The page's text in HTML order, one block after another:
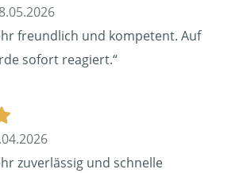
freundlich und kompetent. Auf
sofort reagiert.“
zuverlässig und schnelle